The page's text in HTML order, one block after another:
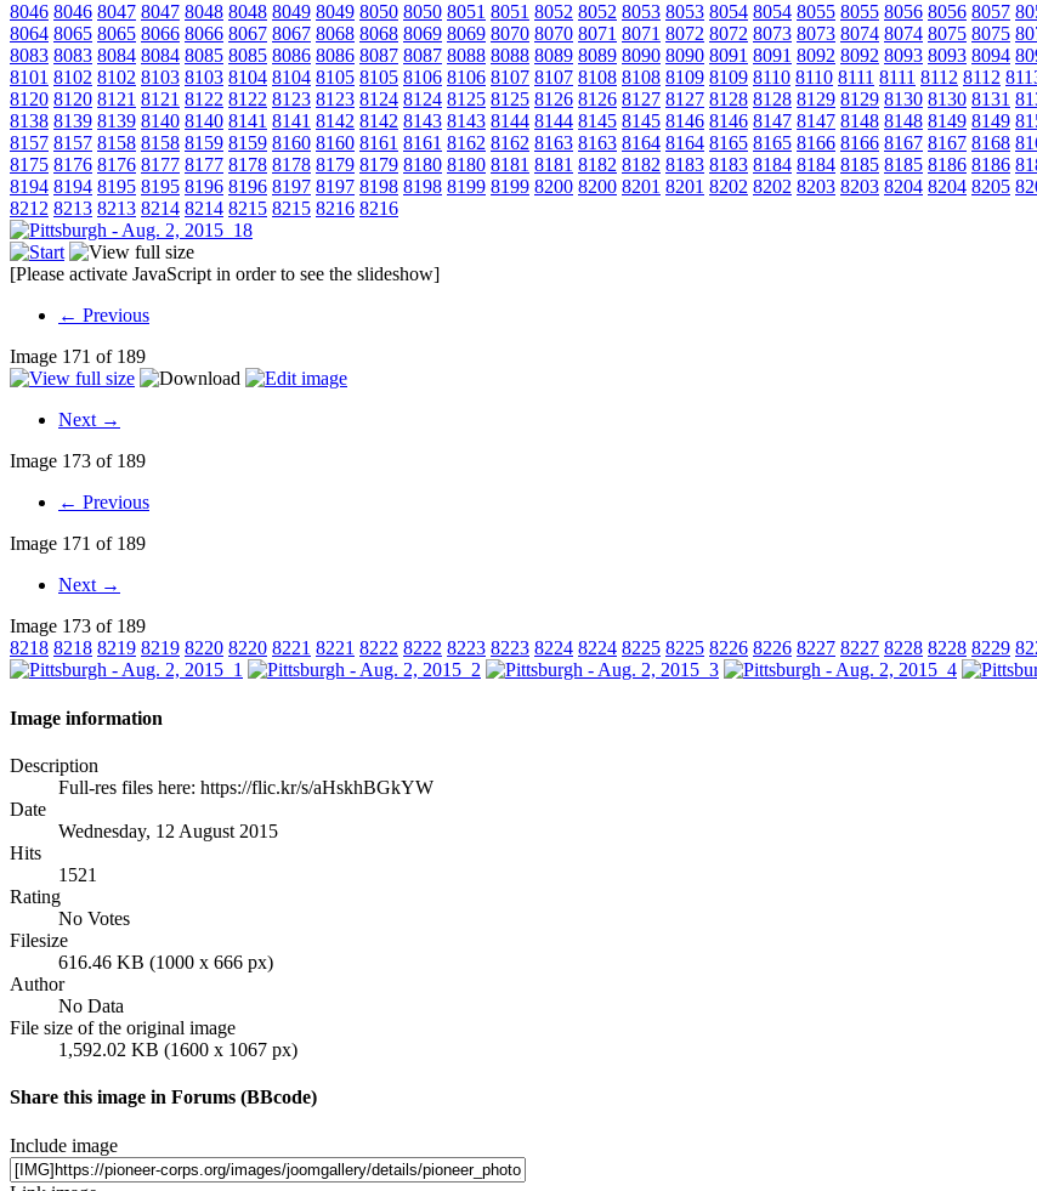
8046 8046 8047 8047 8048 8048 8049 8049 8050 8050 8051 8051 8052 8052 8053 8053 8054 8054 8055 8055 8056 8056 8057
8064 8065 8065 8066 8066 8067 8067 8068 8068 8069 8069 8070 8070 8071 8071 8072 8072 8073 8073 8074 8074 8075 8075
8083 8083 8084 8084 8085 8085 8086 8086 8087 8087 8088 8088 8089 8089 8090 8090 8091 8091 8092 8092 8093 8093 8094
8101 8102 8102 8103 8103 8104 8104 8105 8105 8106 8106 8107 8107 8108 8108 8109 8109 8110 8110 8111 8111 8112 8112
8120 8120 8121 8121 8122 8122 8123 8123 8124 8124 8125 8125 8126 8126 8127 8127 8128 8128 8129 8129 8130 8130 8131
8138 8139 8139 8140 8140 8141 8141 8142 8142 8143 8143 8144 8144 8145 8145 8146 8146 8147 8147 8148 8148 8149 8149
8157 8157 8158 8158 8159 8159 8160 8160 8161 8161 8162 8162 8163 8163 8164 8164 8165 8165 8166 8166 8167 8167 8168
8175 8176 8176 8177 8177 8178 8178 8179 8179 8180 8180 8181 8181 8182 8182 8183 8183 8184 8184 8185 8185 8186 8186
8194 8194 8195 8195 8196 8196 8197 8197 8198 8198 8199 8199 8200 8200 8201 8201 8202 8202 8203 8203 8204 8204 8205
8212 8213 8213 8214 8214 8215 8215 8216 8216
[Please activate JavaScript in order to see the slideshow]
← Previous
Image 171 of 189
Next →
Image 173 of 189
← Previous
Image 171 of 189
Next →
Image 173 of 189
8218 8218 8219 8219 8220 8220 8221 8221 8222 8222 8223 8223 8224 8224 8225 8225 8226 8226 8227 8227 8228 8228 8229
Image information
Description
Full-res files here: https://flic.kr/s/aHskhBGkYW
Date
Wednesday, 12 August 2015
Hits
1521
Rating
No Votes
Filesize
616.46 KB (1000 x 666 px)
Author
No Data
File size of the original image
1,592.02 KB (1600 x 1067 px)
Share this image in Forums (BBcode)
Include image